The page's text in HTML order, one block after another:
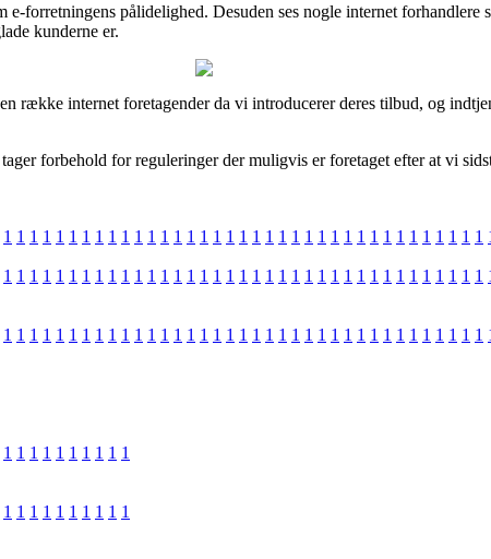
forretningens pålidelighed. Desuden ses nogle internet
kunderne er.
række internet foretagender da vi introducerer deres tilbud, og
forbehold for reguleringer der muligvis er foretaget efter at vi
1 1 1 1 1 1 1 1 1 1 1 1 1 1 1 1 1 1 1 1 1 1 1 1 1 1 1 1 1 1 1 1 1 1 1 1 1
1 1 1 1 1 1 1 1 1 1 1 1 1 1 1 1 1 1 1 1 1 1 1 1 1 1 1 1 1 1 1 1 1 1 1 1 1
1 1 1 1 1 1 1 1 1 1 1 1 1 1 1 1 1 1 1 1 1 1 1 1 1 1 1 1 1 1 1 1 1 1 1 1 1
1 1 1 1 1 1 1 1 1 1
1 1 1 1 1 1 1 1 1 1